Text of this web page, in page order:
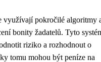
využívají pokročilé algoritmy
bonity žadatelů. Tyto
riziko a rozhodnout o
tomu mohou být peníze na